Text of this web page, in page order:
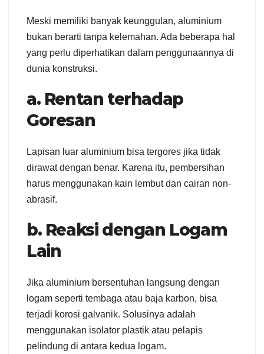
Meski memiliki banyak keunggulan, aluminium
bukan berarti tanpa kelemahan. Ada beberapa hal
yang perlu diperhatikan dalam penggunaannya di
dunia konstruksi.
a. Rentan terhadap
Goresan
Lapisan luar aluminium bisa tergores jika tidak
dirawat dengan benar. Karena itu, pembersihan
harus menggunakan kain lembut dan cairan non-
abrasif.
b. Reaksi dengan Logam
Lain
Jika aluminium bersentuhan langsung dengan
logam seperti tembaga atau baja karbon, bisa
terjadi korosi galvanik. Solusinya adalah
menggunakan isolator plastik atau pelapis
pelindung di antara kedua logam.